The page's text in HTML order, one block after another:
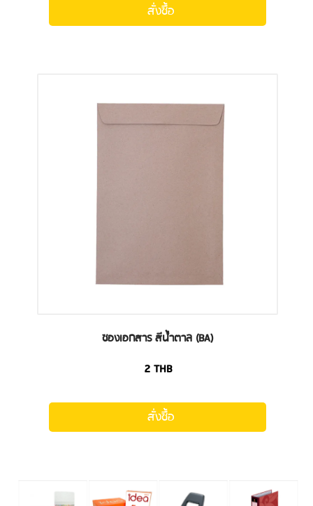
สั่งซื้อ
ซองเอกสาร สีน้ำตาล (BA)
2 THB
สั่งซื้อ